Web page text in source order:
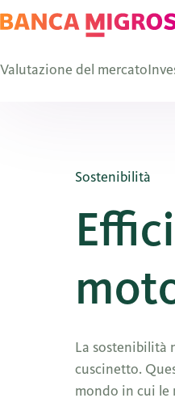
Valutazione del mercato
Sostenibilità
La sostenibilità
cuscinetto.
mondo in cui le